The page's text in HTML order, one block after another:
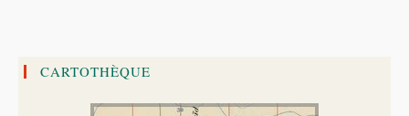
CARTOTHÈQUE